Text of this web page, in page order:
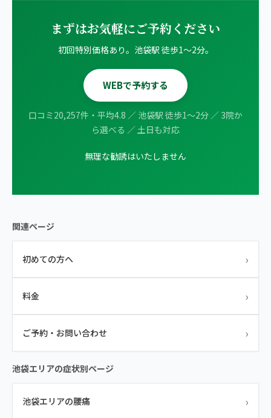
まずはお気軽にご予約ください
初回特別価格あり。池袋駅 徒歩1〜2分。
WEBで予約する
口コミ20,257件・平均4.8 ／ 池袋駅 徒歩1〜2分 ／ 3院か
ら選べる ／ 土日も対応
無理な勧誘はいたしません
関連ページ
初めての方へ ›
料金 ›
ご予約・お問い合わせ ›
池袋エリアの症状別ページ
池袋エリアの腰痛 ›